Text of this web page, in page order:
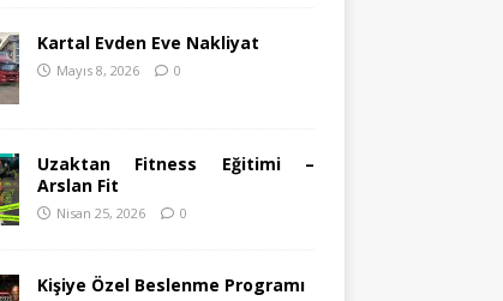
Kartal Evden Eve Nakliyat
Mayıs 8, 2026 0
Uzaktan Fitness Eğitimi –
Arslan Fit
Nisan 25, 2026 0
Kişiye Özel Beslenme Programı